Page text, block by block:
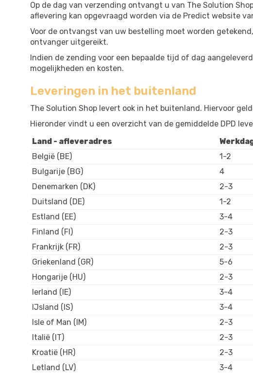
Op de dag van verzending ontvangt u van The Solution
aflevering kan opgevraagd worden via de Predict website
Voor de ontvangst van uw bestelling moet worden
ontvanger uitgereikt.
Indien de zending voor een bepaalde tijd of dag
mogelijkheden en kosten.
Leveringen in het buitenland
The Solution Shop levert ook in het buitenland. Hiervoor
Hieronder vindt u een overzicht van de gemiddelde DPD
Land - afleveradres
België (BE)
1-2
Bulgarije (BG)
4
Denemarken (DK)
2-3
Duitsland (DE)
1-2
Estland (EE)
3-4
Finland (FI)
2-3
Frankrijk (FR)
2-3
Griekenland (GR)
5-6
Hongarije (HU)
2-3
Ierland (IE)
3-4
IJsland (IS)
3-4
Isle of Man (IM)
2-3
Italië (IT)
2-3
Kroatië (HR)
2-3
Letland (LV)
3-4